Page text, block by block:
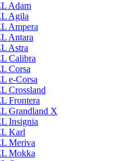
Adam
Agila
Ampera
Antara
Astra
Calibra
Corsa
e-Corsa
Crossland
Frontera
Grandland X
Insignia
Karl
Meriva
Mokka